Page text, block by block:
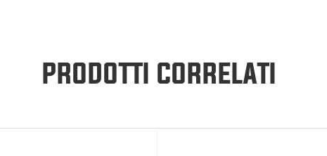
PRODOTTI CORRELATI